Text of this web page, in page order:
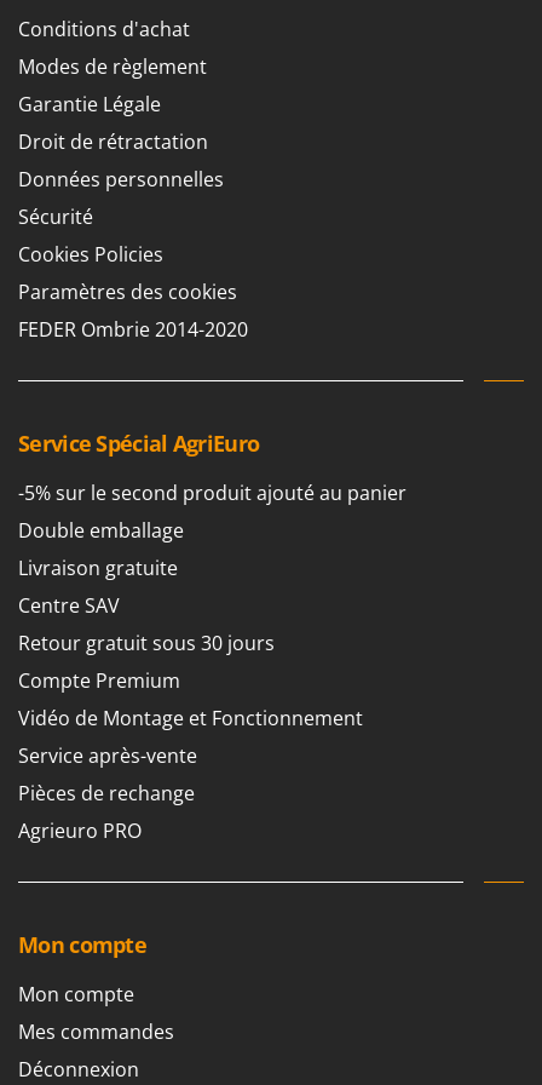
Groupes électrogènes
H
Haches - Cognées et Hachettes
Hachoirs à viande
Herses à Dents
Herses Rotatives
L
Lames à neige
Lames niveleuses pour tracteur
Machines à pâtes
Machines sous vide
Motoculteurs
Motofaucheuses
Motopompes pour irrigation
Moulins à céréales électriques
Moulins à farine
Nettoyeurs et Balais à vapeur
Nettoyeurs tapis, moquettes et tapisseries
P
Peignes vibreurs et Secoueurs à olives
Pelles rétros pour tracteur
E
EcoFlow
Edilmark
Effeuno
Einhell
Eurosystems
F
FAC
Fama Industrie
Famag
Famur
FARMER
FBC
Ferrari Group
Ferroni
FIAC
FINI
Fiskars
Flymo
Fontana Forni
Forest Master
Conditions d'achat
Modes de règlement
Garantie Légale
Droit de rétractation
Données personnelles
Sécurité
Cookies Policies
Paramètres des cookies
FEDER Ombrie 2014-2020
Service Spécial AgriEuro
-5% sur le second produit ajouté au panier
Double emballage
Livraison gratuite
Centre SAV
Retour gratuit sous 30 jours
Compte Premium
Vidéo de Montage et Fonctionnement
Service après-vente
Pièces de rechange
Agrieuro PRO
Mon compte
Mon compte
Mes commandes
Déconnexion